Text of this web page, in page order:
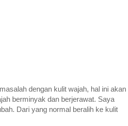
dengan kulit wajah, hal ini akan
berminyak dan berjerawat. Saya
Dari yang normal beralih ke kulit